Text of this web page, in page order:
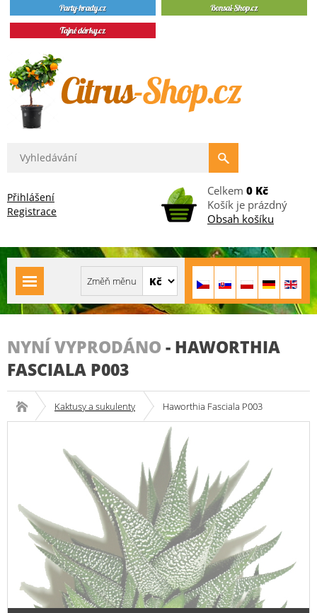
Přihlášení
Registrace
Celkem 0 Kč
Košík je prázdný
Obsah košíku
NYNÍ VYPRODÁNO - HAWORTHIA
FASCIALA P003
Kaktusy a sukulenty Haworthia Fasciala P003